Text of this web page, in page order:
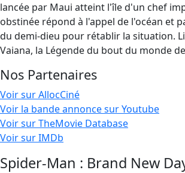
lancée par Maui atteint l'île d'un chef
obstinée répond à l'appel de l'océan et
du demi-dieu pour rétablir la situation.
Vaiana, la Légende du bout du monde
Nos Partenaires
Voir sur AllocCiné
Voir la bande annonce sur Youtube
Voir sur TheMovie Database
Voir sur IMDb
Spider-Man : Brand New